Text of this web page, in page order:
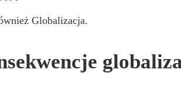
Globalizacja.